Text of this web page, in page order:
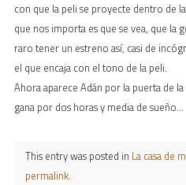
con que la peli se proyecte dentro de
que nos importa es que se vea, que la
raro tener un estreno así, casi de
el que encaja con el tono de la peli.
Ahora aparece Adán por la puerta de
gana por dos horas y media de sueño…
This entry was posted in La casa de
permalink.